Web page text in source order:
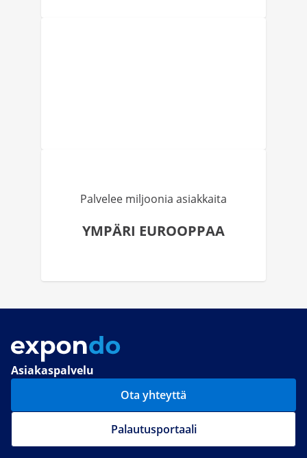
Palvelee miljoonia asiakkaita
YMPÄRI EUROOPPAA
Asiakaspalvelu
Ota yhteyttä
Palautusportaali